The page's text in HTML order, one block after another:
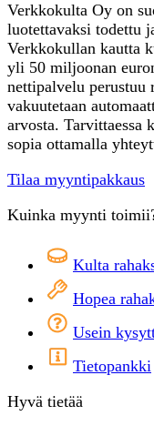
Verkkokulta Oy on
luotettavaksi todettu
Verkkokullan kautta
yli 50 miljoonan
nettipalvelu perustuu
vakuutetaan
arvosta. Tarvittaessa
sopia ottamalla
Tilaa myyntipakkaus
Kuinka myynti
Kulta
Hopea
Usein
Tietopankki
Hyvä tietää